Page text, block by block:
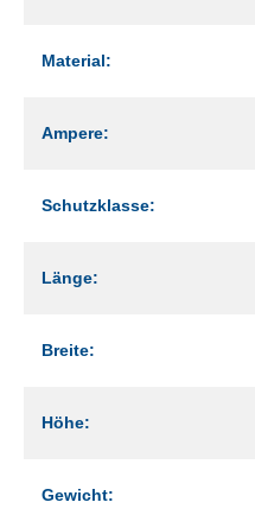
Material:
Ampere:
Schutzklasse:
Länge:
Breite:
Höhe:
Gewicht: